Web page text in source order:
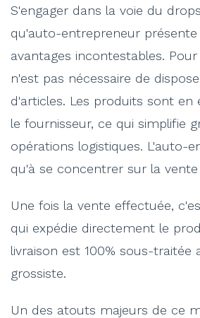
S'engager dans la voie du
qu'auto-entrepreneur présente
avantages incontestables.
n'est pas nécessaire de
d'articles. Les produits sont
le fournisseur, ce qui simplifie
opérations logistiques. L'auto-
qu'à se concentrer sur la
Une fois la vente effectuée,
qui expédie directement le
livraison est 100% sous-traitée
grossiste.
Un des atouts majeurs de ce